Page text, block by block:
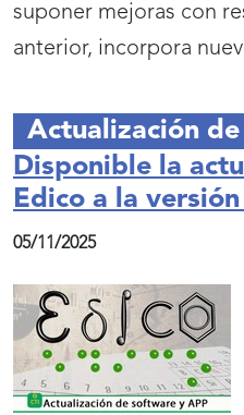
suponer mejoras con
anterior, incorpora
Actualización
Disponible la
Edico a la
05/11/2025